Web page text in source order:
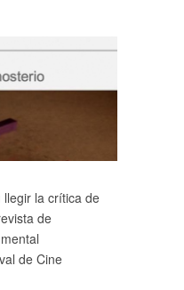
la crítica de
de
de Cine